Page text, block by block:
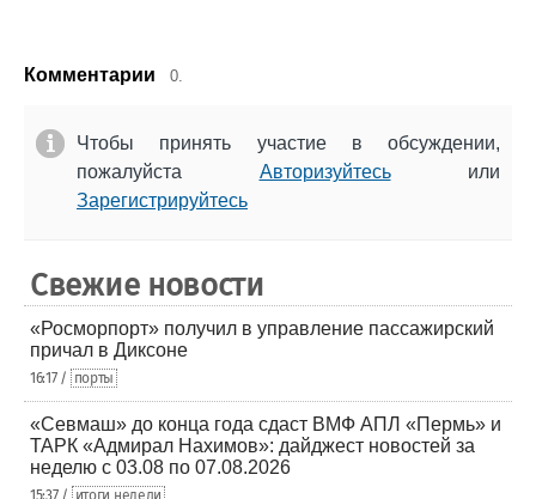
Комментарии 0.
Чтобы принять участие в обсуждении,
пожалуйста Авторизуйтесьили
Зарегистрируйтесь
Свежие новости
«Росморпорт» получил в управление пассажирский
причал в Диксоне
16:17 / порты
«Севмаш» до конца года сдаст ВМФ АПЛ «Пермь» и
ТАРК «Адмирал Нахимов»: дайджест новостей за
неделю с 03.08 по 07.08.2026
15:37 / итоги недели